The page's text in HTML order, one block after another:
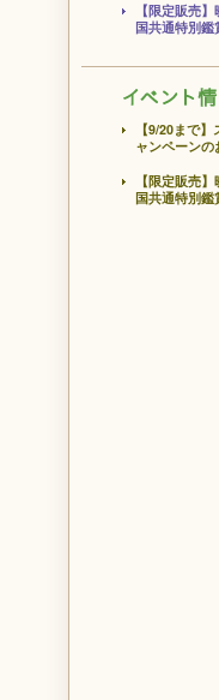
【限定販売
国共通特別鑑
【9/20まで
ャンペーンの
【限定販売
国共通特別鑑